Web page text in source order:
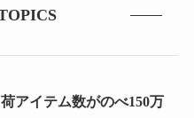
アイテム数がのべ150万